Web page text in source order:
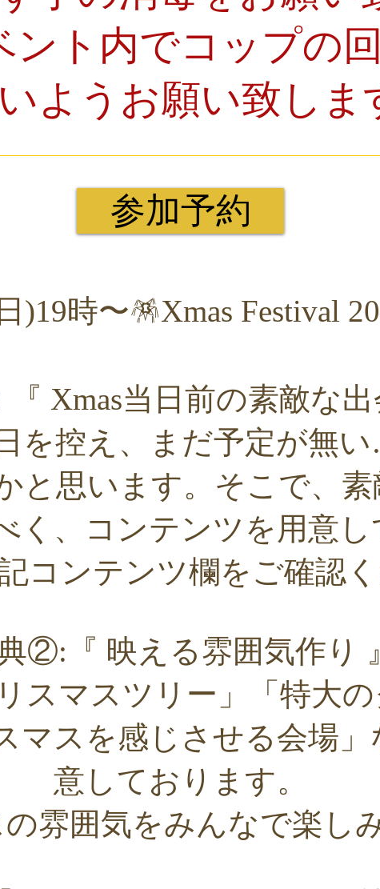
ント内でコップの
ようお願い致しま
参加予約
)19時〜🪅Xmas Festival
Xmas当日前の素敵な出
を控え、まだ予定が無
と思います。そこで、
く、コンテンツを用意
コンテンツ欄をご確認
②:『 映える雰囲気作り 』
スマスツリー」「特大
マスを感じさせる会場」
意しております。
雰囲気をみんなで楽し